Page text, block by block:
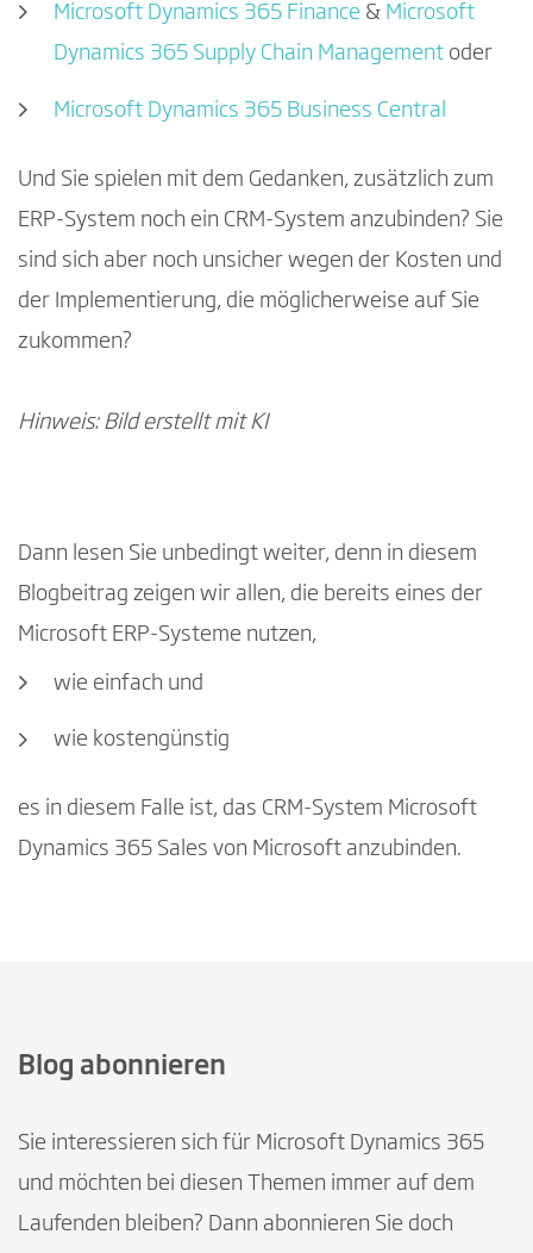
Microsoft Dynamics 365 Finance & Microsoft
Dynamics 365 Supply Chain Management oder
Microsoft Dynamics 365 Business Central
Und Sie spielen mit dem Gedanken, zusätzlich zum
ERP-System noch ein CRM-System anzubinden? Sie
sind sich aber noch unsicher wegen der Kosten und
der Implementierung, die möglicherweise auf Sie
zukommen?
Hinweis: Bild erstellt mit KI
Dann lesen Sie unbedingt weiter, denn in diesem
Blogbeitrag zeigen wir allen, die bereits eines der
Microsoft ERP-Systeme nutzen,
wie einfach und
wie kostengünstig
es in diesem Falle ist, das CRM-System Microsoft
Dynamics 365 Sales von Microsoft anzubinden.
Blog abonnieren
Sie interessieren sich für Microsoft Dynamics 365
und möchten bei diesen Themen immer auf dem
Laufenden bleiben? Dann abonnieren Sie doch